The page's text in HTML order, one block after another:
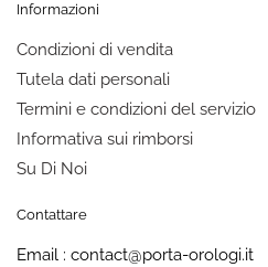
Informazioni
Condizioni di vendita
Tutela dati personali
Termini e condizioni del servizio
Informativa sui rimborsi
Su Di Noi
Contattare
Email : contact@porta-orologi.it